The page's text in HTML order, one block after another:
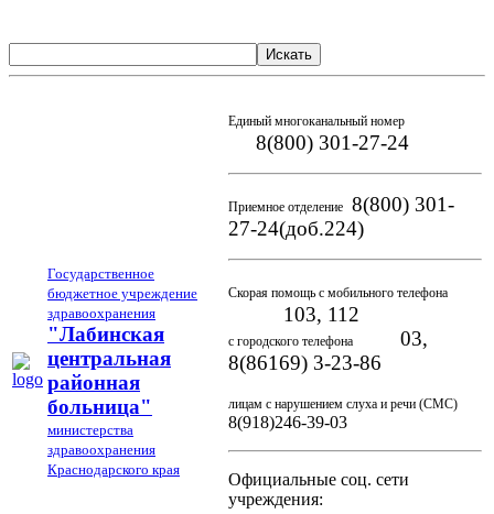
Искать
Государственное
бюджетное учреждение
здравоохранения
"Лабинская
центральная
районная
больница"
министерства
здравоохранения
Краснодарского края
Единый многоканальный номер
8(800) 301-27-24
Приемное отделение 8(800) 301-
27-24(доб.224)
Скорая помощь с мобильного телефона
103, 112
с городского телефона
03,
8(86169) 3-23-86
лицам с нарушением слуха и речи (СМС)
8(918)246-39-03
Официальные соц. сети
учреждения: